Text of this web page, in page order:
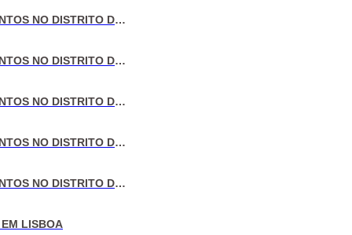
VENDA DE APARTAMENTOS NO DISTRITO DE LISBOA
VENDA DE APARTAMENTOS NO DISTRITO DO PORTO
VENDA DE APARTAMENTOS NO DISTRITO DE AVEIRO
VENDA DE APARTAMENTOS NO DISTRITO DE COIMBRA
VENDA DE APARTAMENTOS NO DISTRITO DE LEIRIA
LISBOA